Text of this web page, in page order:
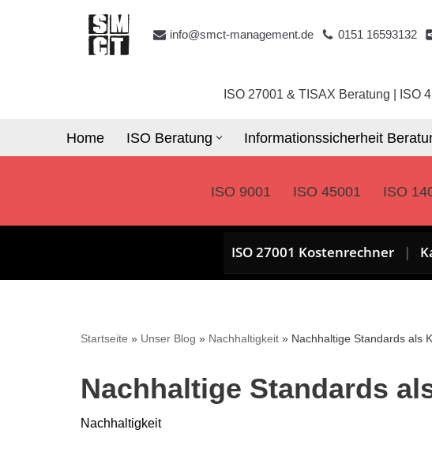
info@smct-management.de 0151 16593132
ISO 27001 & TISAX Beratung ISO
Home ISO Beratung Informationssicherheit
ISO 9001 ISO 45001 ISO
ISO 27001 Kostenrechner |
Startseite » Unser Blog » Nachhaltigkeit » Nachhaltige Standards als
Nachhaltige Standards
Nachhaltigkeit